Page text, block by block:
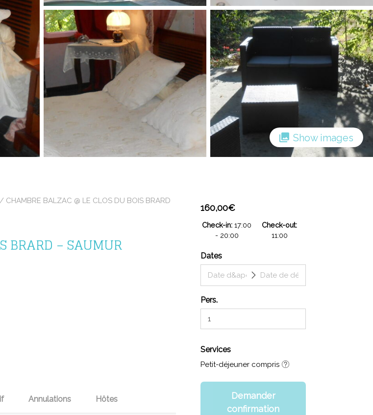
Show images
/ CHAMBRE BALZAC @ LE CLOS DU BOIS BRARD
BRARD – SAUMUR
Annulations Hôtes
160,00€
Check-in 17:00
- 20:00
Check-out
11:00
Dates
Pers.
Services
Petit-déjeuner compris
Demander
confirmation